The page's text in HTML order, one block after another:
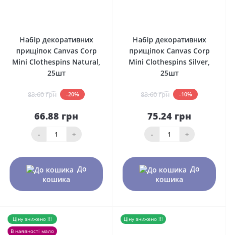
Набір декоративних
прищіпок Canvas Corp
Mini Clothespins Natural,
25шт
83.60 грн -20%
66.88 грн
- +
До
кошика
Набір декоративних
прищіпок Canvas Corp
Mini Clothespins Silver,
25шт
83.60 грн -10%
75.24 грн
- +
До
кошика
Ціну знижено !!!
В наявності мало
Ціну знижено !!!